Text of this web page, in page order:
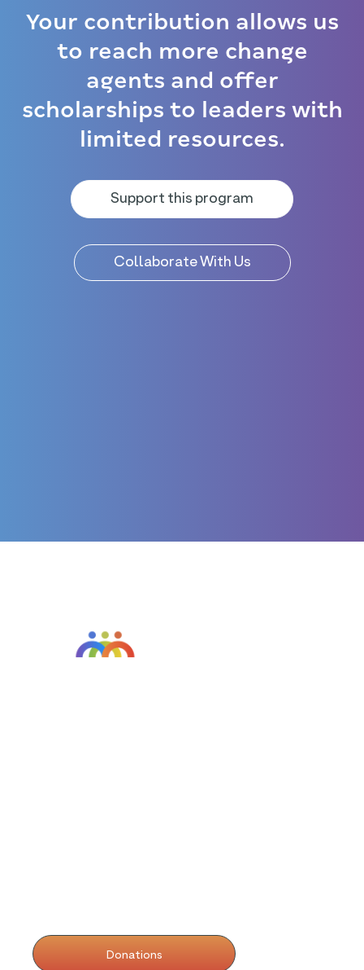
Your contribution allows us
to reach more change
agents and offer
scholarships to leaders with
limited resources.
Support this program
Collaborate With Us
Donations